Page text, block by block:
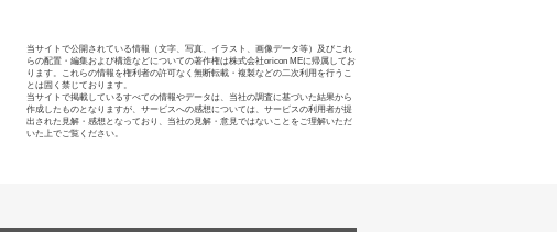
当サイトで公開されている情報（文字、写真、イラスト、画像データ等）及びこれ
らの配置・編集および構造などについての著作権は株式会社oricon MEに帰属してお
ります。これらの情報を権利者の許可なく無断転載・複製などの二次利用を行うこ
とは固く禁じております。
当サイトで掲載しているすべての情報やデータは、当社の調査に基づいた結果から
作成したものとなりますが、サービスへの感想については、サービスの利用者が提
出された見解・感想となっており、当社の見解・意見ではないことをご理解いただ
いた上でご覧ください。